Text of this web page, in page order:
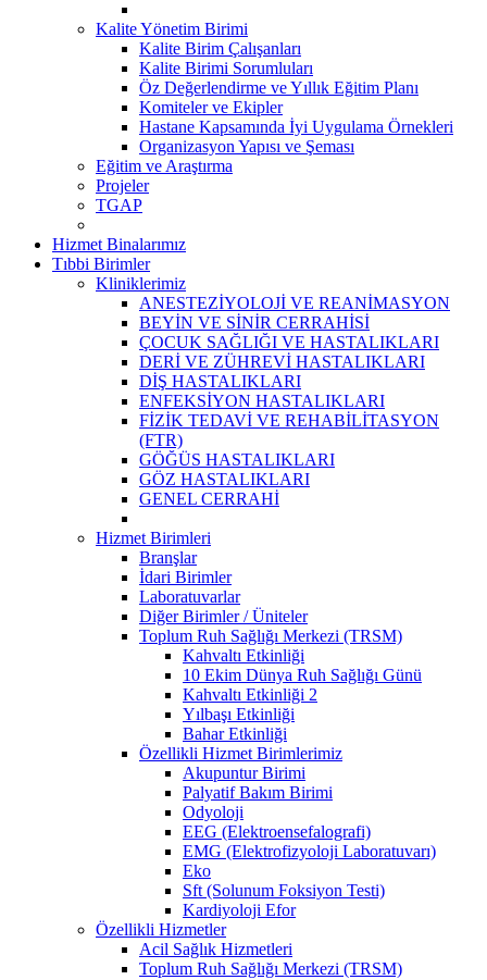
Kalite Yönetim Birimi
Kalite Birim Çalışanları
Kalite Birimi Sorumluları
Öz Değerlendirme ve Yıllık Eğitim Planı
Komiteler ve Ekipler
Hastane Kapsamında İyi Uygulama Örnekleri
Organizasyon Yapısı ve Şeması
Eğitim ve Araştırma
Projeler
TGAP
Hizmet Binalarımız
Tıbbi Birimler
Kliniklerimiz
ANESTEZİYOLOJİ VE REANİMASYON
BEYİN VE SİNİR CERRAHİSİ
ÇOCUK SAĞLIĞI VE HASTALIKLARI
DERİ VE ZÜHREVİ HASTALIKLARI
DİŞ HASTALIKLARI
ENFEKSİYON HASTALIKLARI
FİZİK TEDAVİ VE REHABİLİTASYON
(FTR)
GÖĞÜS HASTALIKLARI
GÖZ HASTALIKLARI
GENEL CERRAHİ
Hizmet Birimleri
Branşlar
İdari Birimler
Laboratuvarlar
Diğer Birimler / Üniteler
Toplum Ruh Sağlığı Merkezi (TRSM)
Kahvaltı Etkinliği
10 Ekim Dünya Ruh Sağlığı Günü
Kahvaltı Etkinliği 2
Yılbaşı Etkinliği
Bahar Etkinliği
Özellikli Hizmet Birimlerimiz
Akupuntur Birimi
Palyatif Bakım Birimi
Odyoloji
EEG (Elektroensefalografi)
EMG (Elektrofizyoloji Laboratuvarı)
Eko
Sft (Solunum Foksiyon Testi)
Kardiyoloji Efor
Özellikli Hizmetler
Acil Sağlık Hizmetleri
Toplum Ruh Sağlığı Merkezi (TRSM)